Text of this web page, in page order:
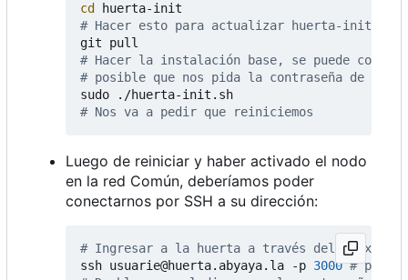
cd
# Hacer esto para actualizar huerta-init
# Hacer la instalación base, se puede
# posible que nos pida la contraseña de
# Nos va a pedir que reiniciemos
Luego de reiniciar y haber activado el nodo
en la red Común, deberíamos poder
conectarnos por SSH a su dirección:
# Ingresar a la huerta a través del proxy
ssh usuarie@huerta.abyaya.la -p 3000 #